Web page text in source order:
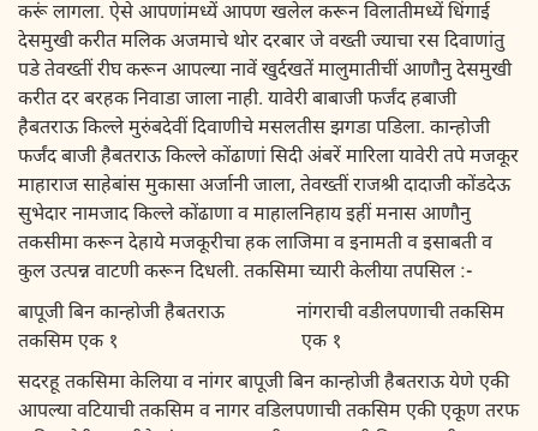
करूं लागला. ऐसे आपणांमध्यें आपण खलेल करून विलातीमध्यें धिंगाई
देसमुखी करीत मलिक अजमाचे थोर दरबार जे वख्ती ज्याचा रस दिवाणांतु
पडे तेवख्तीं रीघ करून आपल्या नावें खुर्दखतें मालुमातीचीं आणौनु देसमुखी
करीत दर बरहक निवाडा जाला नाही. यावेरी बाबाजी फर्जंद हबाजी
हैबतराऊ किल्ले मुरुंबदेवीं दिवाणीचे मसलतीस झगडा पडिला. कान्होजी
फर्जंद बाजी हैबतराऊ किल्ले कोंढाणां सिदी अंबरें मारिला यावेरी तपे मजकूर
माहाराज साहेबांस मुकासा अर्जानी जाला, तेवख्तीं राजश्री दादाजी कोंडदेऊ
सुभेदार नामजाद किल्ले कोंढाणा व माहालनिहाय इहीं मनास आणौनु
तकसीमा करून देहाये मजकूरीचा हक लाजिमा व इनामती व इसाबती व
कुल उत्पन्न वाटणी करून दिधली. तकसिमा च्यारी केलीया तपसिल :-
बापूजी बिन कान्होजी हैबतराऊ नांगराची वडीलपणाची तकसिम
तकसिम एक १ एक १
सदरहू तकसिमा केलिया व नांगर बापूजी बिन कान्होजी हैबतराऊ येणे एकी
आपल्या वटियाची तकसिम व नागर वडिलपणाची तकसिम एकी एकूण तरफ